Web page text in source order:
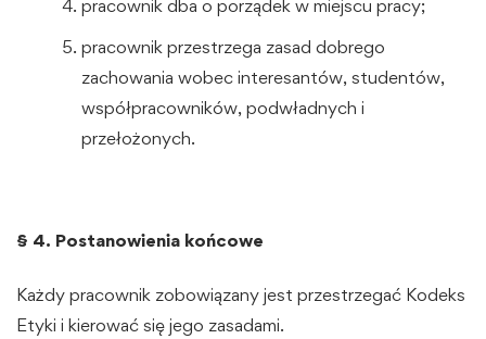
pracownik dba o porządek w miejscu pracy;
pracownik przestrzega zasad dobrego
zachowania wobec interesantów, studentów,
współpracowników, podwładnych i
przełożonych.
§ 4. Postanowienia końcowe
Każdy pracownik zobowiązany jest przestrzegać Kodeks
Etyki i kierować się jego zasadami.